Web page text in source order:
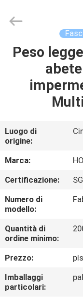
CASA
PRODOTTI
NOI
GIRO
DELLA
FABBRICA
CONTROLLO
DI
QUALITÀ
CONTATTICI
2017
Peso
Luogo di
origine:
Marca:
Certificazione:
Numero di
modello:
Quantità di
ordine minimo:
Prezzo:
Imballaggi
particolari: